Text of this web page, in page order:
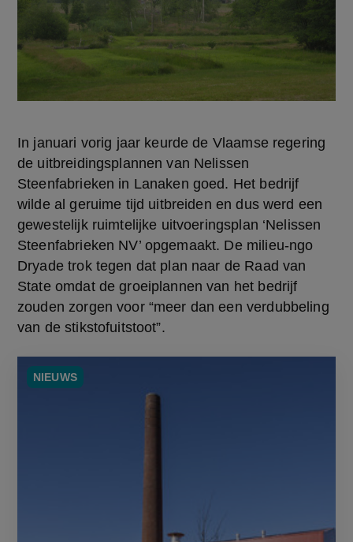
In januari vorig jaar keurde de Vlaamse regering
de uitbreidingsplannen van Nelissen
Steenfabrieken in Lanaken goed. Het bedrijf
wilde al geruime tijd uitbreiden en dus werd een
gewestelijk ruimtelijke uitvoeringsplan ‘Nelissen
Steenfabrieken NV’ opgemaakt. De milieu-ngo
Dryade trok tegen dat plan naar de Raad van
State omdat de groeiplannen van het bedrijf
zouden zorgen voor “meer dan een verdubbeling
van de stikstofuitstoot”.
NIEUWS